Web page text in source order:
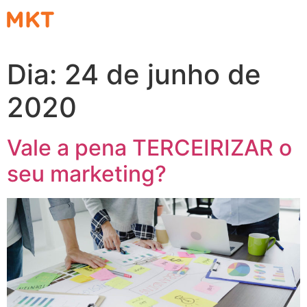
Dia: 24 de junho de
2020
Vale a pena TERCEIRIZAR o
seu marketing?